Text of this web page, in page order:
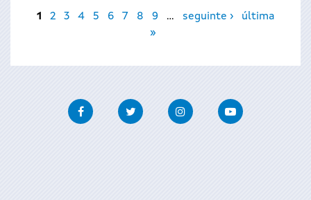
Páxinas
1 2 3 4 5 6 7 8 9 … seguinte ›
última
»
FacebookTwitter InstagramYoutube